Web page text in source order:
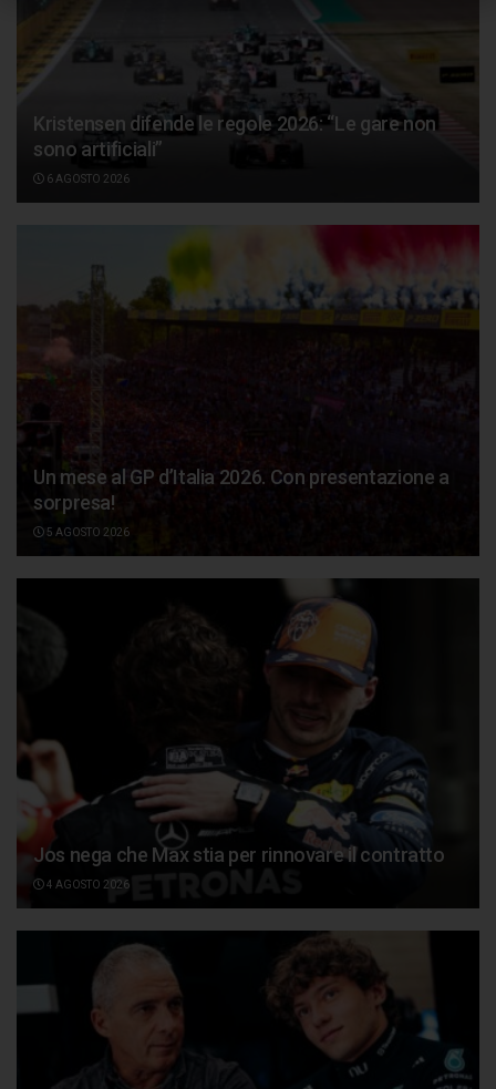
Kristensen difende le regole 2026: “Le gare non
sono artificiali”
6 AGOSTO 2026
Un mese al GP d’Italia 2026. Con presentazione a
sorpresa!
5 AGOSTO 2026
Jos nega che Max stia per rinnovare il contratto
4 AGOSTO 2026